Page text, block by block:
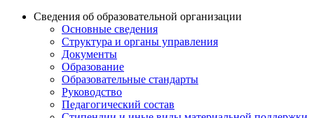
Сведения об образовательной организации
Основные сведения
Структура и органы управления
Документы
Образование
Образовательные стандарты
Руководство
Педагогический состав